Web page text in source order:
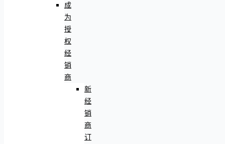
成
为
授
权
经
销
商
新
经
销
商
订